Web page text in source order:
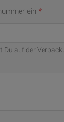
ein *
Du auf der